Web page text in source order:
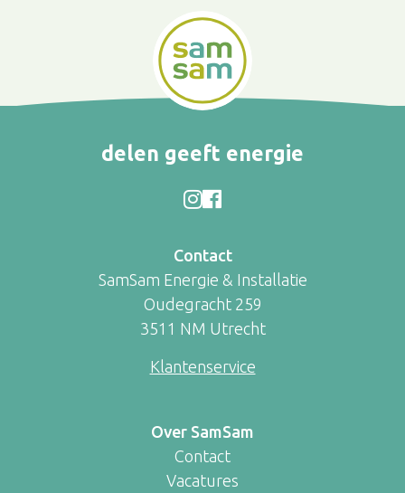
delen geeft energie
Contact
SamSam Energie & Installatie
Oudegracht 259
3511 NM Utrecht
Klantenservice
Over SamSam
Contact
Vacatures